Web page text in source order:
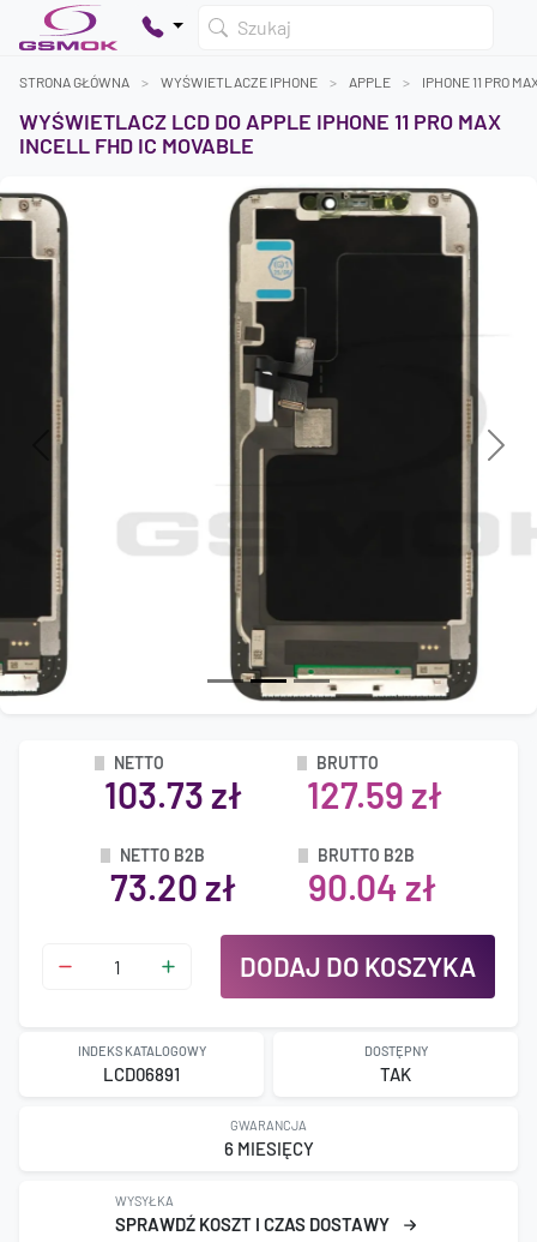
Szukaj
Dodaj produkty, aby kontynuować.
0 zł
STRONA GŁÓWNA WYŚWIETLACZE IPHONE APPLE IPHONE 11 PRO
WYŚWIETLACZ LCD DO APPLE IPHONE 11 PRO MAX
INCELL FHD IC MOVABLE
Previous Next
NETTO
103.73 zł
BRUTTO
127.59 zł
NETTO B2B
73.20 zł
BRUTTO B2B
90.04 zł
DODAJ DO KOSZYKA
INDEKS KATALOGOWY
LCD06891
DOSTĘPNY
TAK
GWARANCJA
6 MIESIĘCY
WYSYŁKA
SPRAWDŹ KOSZT I CZAS DOSTAWY